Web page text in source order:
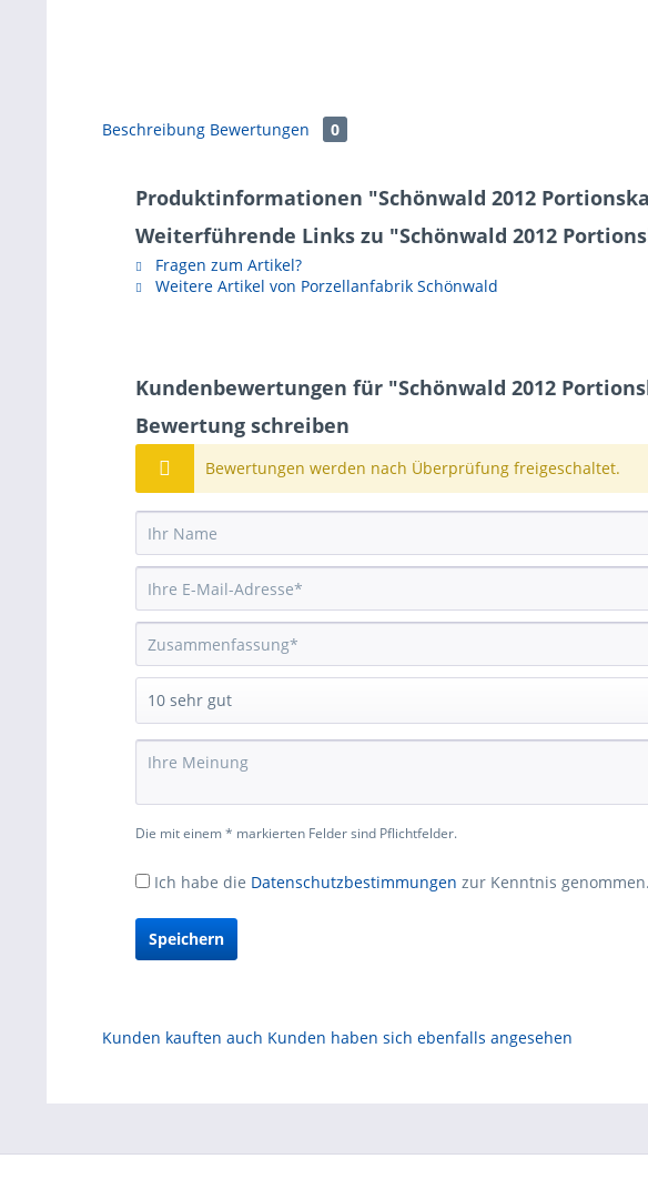
Beschreibung Bewertungen 0
Produktinformationen "Schönwald 2012
Weiterführende Links zu "Schönwald 2012
Fragen zum Artikel?
Weitere Artikel von Porzellanfabrik Schönwald
Kundenbewertungen für "Schönwald 2012
Bewertung schreiben
Bewertungen werden nach Überprüfung freigeschaltet.
Die mit einem * markierten Felder sind Pflichtfelder.
Ich habe die Datenschutzbestimmungen zur Kenntnis genommen.
Speichern
Kunden kauften auch Kunden haben sich ebenfalls angesehen